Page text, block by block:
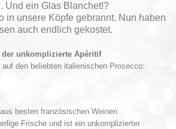
Und ein Glas Blanchet!?
in unsere Köpfe gebrannt. Nun haben
auch endlich gekostet.
der unkomplizierte Apéritif
den beliebten italienischen Prosecco:
besten französischen Weinen
Frische und ist ein unkomplizierter